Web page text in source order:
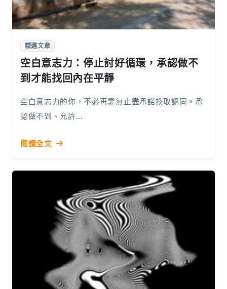
精選文章
空白意志力：停止討好循環，承認做不
到才能找回內在平靜
空白意志力的你，不必再靠無止盡承諾換取認同。承
認做不到、允許...
閱讀全文